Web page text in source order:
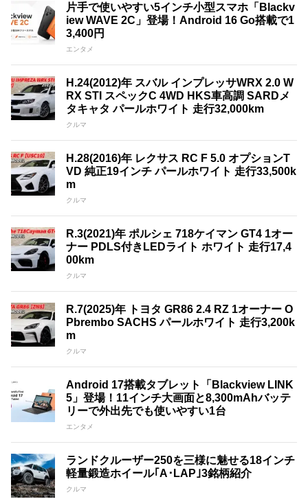
片手で使いやすい5インチ小型スマホ「Blackv
iew WAVE 2C」登場！Android 16 Go搭載で1
3,400円
エンタメ
H.24(2012)年 スバル インプレッサWRX 2.0 W
RX STI スペックC 4WD HKS車高調 SARDメ
タキャタ パールホワイト 走行32,000km
クルマ
H.28(2016)年 レクサス RC F 5.0 オプションT
VD 純正19インチ パールホワイト 走行33,500k
m
クルマ
R.3(2021)年 ポルシェ 718ケイマン GT4 1オー
ナー PDLS付きLEDライト ホワイト 走行17,4
00km
クルマ
R.7(2025)年 トヨタ GR86 2.4 RZ 1オーナー O
Pbrembo SACHS パールホワイト 走行3,200k
m
クルマ
Android 17搭載タブレット「Blackview LINK
5」登場！11インチ大画面と8,300mAhバッテ
リーで外出先でも使いやすい1台
エンタメ
ランドクルーザー250を三様に魅せる18インチ
軽量鍛造ホイール｢A･LAP｣3銘柄紹介
クルマ